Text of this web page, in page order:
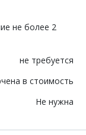
не более 2
не требуется
в стоимость
Не нужна